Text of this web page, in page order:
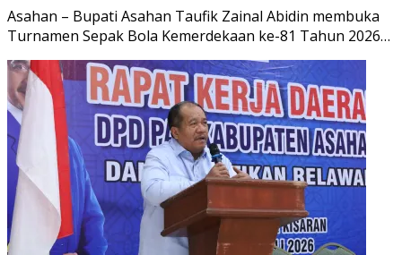
Asahan – Bupati Asahan Taufik Zainal Abidin membuka
Turnamen Sepak Bola Kemerdekaan ke-81 Tahun 2026…